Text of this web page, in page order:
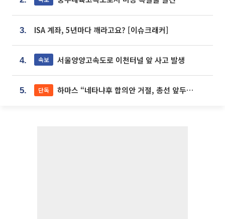
3. ISA 계좌, 5년마다 깨라고요? [이슈크래커]
4. 속보 서울양양고속도로 이천터널 앞 사고 발생
5. 단독 하마스 “네타냐후 합의안 거절, 총선 앞두고 시간 끌기”